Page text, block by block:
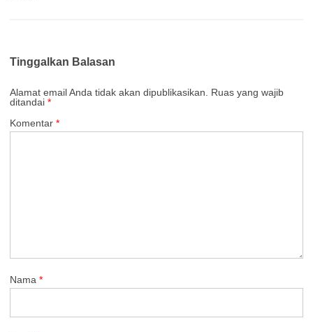
Tinggalkan Balasan
Alamat email Anda tidak akan dipublikasikan.
Ruas yang wajib
ditandai *
Komentar *
Nama *